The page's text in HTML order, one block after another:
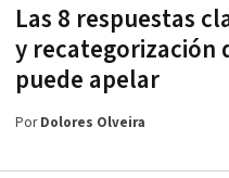
Las 8 respuestas
y recategorización
puede apelar
PorDolores Olveira